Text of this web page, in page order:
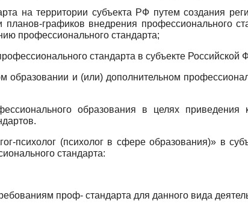
на территории субъекта РФ путем создания
графиков внедрения профессионального
профессионального стандарта;
стандарта в субъекте Российской
и (или) дополнительном
образования в целях приведения
психолог (психолог в сфере образования)» в
стандарта:
проф- стандарта для данного вида